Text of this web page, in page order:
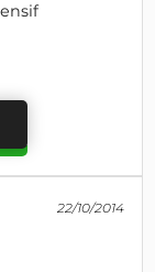
22/10/2014